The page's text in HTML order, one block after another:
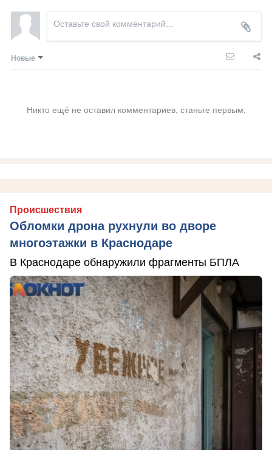
Новые
Никто ещё не оставил комментариев, станьте первым.
Происшествия
Обломки дрона рухнули во дворе
многоэтажки в Краснодаре
В Краснодаре обнаружили фрагменты БПЛА